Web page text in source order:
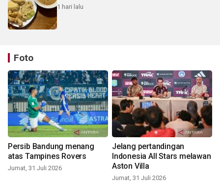
1 hari lalu
Foto
Persib Bandung menang
atas Tampines Rovers
Jumat, 31 Juli 2026
Jelang pertandingan
Indonesia All Stars melawan
Aston Villa
Jumat, 31 Juli 2026